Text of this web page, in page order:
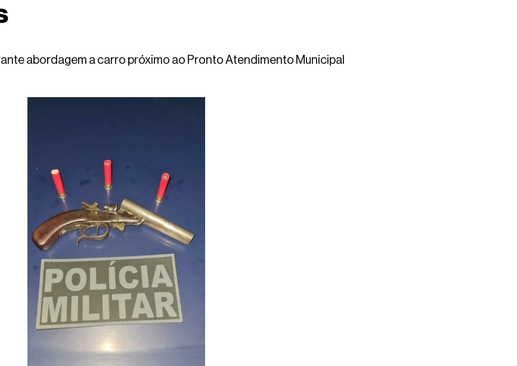
abordagem a carro próximo ao Pronto Atendimento Municipal